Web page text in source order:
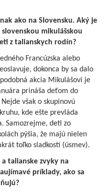
ako na Slovensku. Aký je
mikulášskou
z talianskych rodín?
Francúzska alebo
dokonca by sa dalo
akcia Mikulášovi je
prináša deťom do
však o skupinovú
kde ešte prevláda
Samozrejme, deti zo
pýšia, že majú nielen
toľko sladkostí (úsmev).
talianske zvyky na
príklady, ako sa